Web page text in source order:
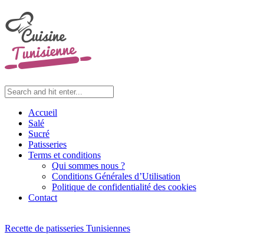
Accueil
Salé
Sucré
Patisseries
Terms et conditions
Qui sommes nous ?
Conditions Générales d’Utilisation
Politique de confidentialité des cookies
Contact
Recette de patisseries Tunisiennes